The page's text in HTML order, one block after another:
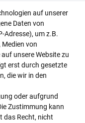
,Entkalkern für
Coffeefair
Kaffeemaschine,
+ more, Dallmayr
,Darboven,DaVinci
Gaggia,Gorilla Kaffee,
auf unserer
Daten von
Adresse), um z.B.
von
unsere Website zu
erst durch gesetzte
die wir in den
oder aufgrund
Zustimmung kann
das Recht, nicht